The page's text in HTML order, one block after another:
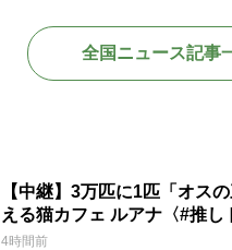
全国ニュース記事
【中継】3万匹に1匹「オス
える猫カフェ ルアナ〈#推し
4時間前